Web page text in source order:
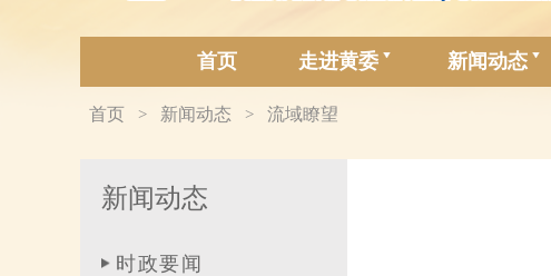
首页 走进黄委 新闻动态
首页 > 新闻动态 > 流域瞭望
新闻动态
时政要闻